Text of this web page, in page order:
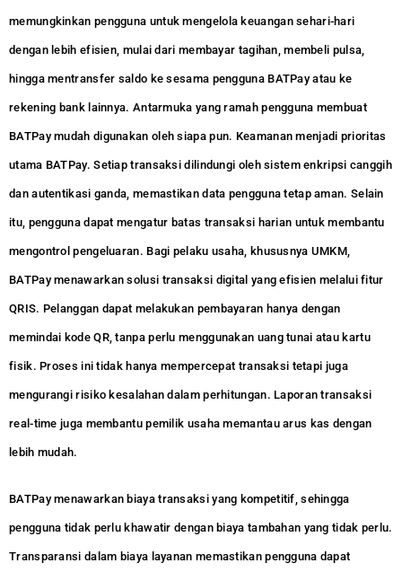
memungkinkan pengguna untuk mengelola keuangan sehari-hari
dengan lebih efisien, mulai dari membayar tagihan, membeli pulsa,
hingga mentransfer saldo ke sesama pengguna BATPay atau ke
rekening bank lainnya. Antarmuka yang ramah pengguna membuat
BATPay mudah digunakan oleh siapa pun. Keamanan menjadi prioritas
utama BATPay. Setiap transaksi dilindungi oleh sistem enkripsi canggih
dan autentikasi ganda, memastikan data pengguna tetap aman. Selain
itu, pengguna dapat mengatur batas transaksi harian untuk membantu
mengontrol pengeluaran. Bagi pelaku usaha, khususnya UMKM,
BATPay menawarkan solusi transaksi digital yang efisien melalui fitur
QRIS. Pelanggan dapat melakukan pembayaran hanya dengan
memindai kode QR, tanpa perlu menggunakan uang tunai atau kartu
fisik. Proses ini tidak hanya mempercepat transaksi tetapi juga
mengurangi risiko kesalahan dalam perhitungan. Laporan transaksi
real-time juga membantu pemilik usaha memantau arus kas dengan
lebih mudah.
BATPay menawarkan biaya transaksi yang kompetitif, sehingga
pengguna tidak perlu khawatir dengan biaya tambahan yang tidak perlu.
Transparansi dalam biaya layanan memastikan pengguna dapat